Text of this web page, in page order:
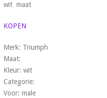
wit maat
KOPEN
Merk: Triumph
Maat:
Kleur: wit
Categorie:
Voor: male